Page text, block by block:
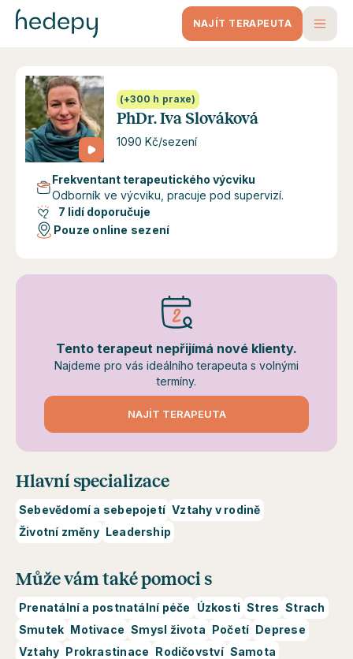
NAJÍT TERAPEUTA
(+300 h praxe)
PhDr. Iva Slováková
1090 Kč/sezení
Frekventant terapeutického výcviku
Odborník ve výcviku, pracuje pod supervizí.
7 lidí doporučuje
Pouze online sezení
Tento terapeut nepřijímá nové klienty.
Najdeme pro vás ideálního terapeuta s volnými
termíny.
NAJÍT TERAPEUTA
Hlavní specializace
Sebevědomí a sebepojetí Vztahy v rodině
Životní změny Leadership
Může vám také pomoci s
Prenatální a postnatální péče Úzkosti Stres Strach
Smutek Motivace Smysl života Početí Deprese
Vztahy Prokrastinace Rodičovství Samota